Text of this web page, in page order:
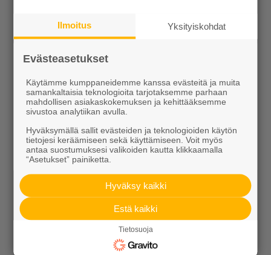
Porraselementit
Julkisivuelementit
Elpo-hormit
Louhinta, murskaus, esirakentaminen
Kierrätys
Ilmoitus Yksityiskohdat
Evästeasetukset
Käytämme kumppaneidemme kanssa evästeitä ja muita
samankaltaisia teknologioita tarjotaksemme parhaan
mahdollisen asiakaskokemuksen ja kehittääksemme
sivustoa analytiikan avulla.
Hyväksymällä sallit evästeiden ja teknologioiden käytön
tietojesi keräämiseen sekä käyttämiseen. Voit myös
antaa suostumuksesi valikoiden kautta klikkaamalla
“Asetukset” painiketta.
Hyväksy kaikki
Estä kaikki
Tietosuoja